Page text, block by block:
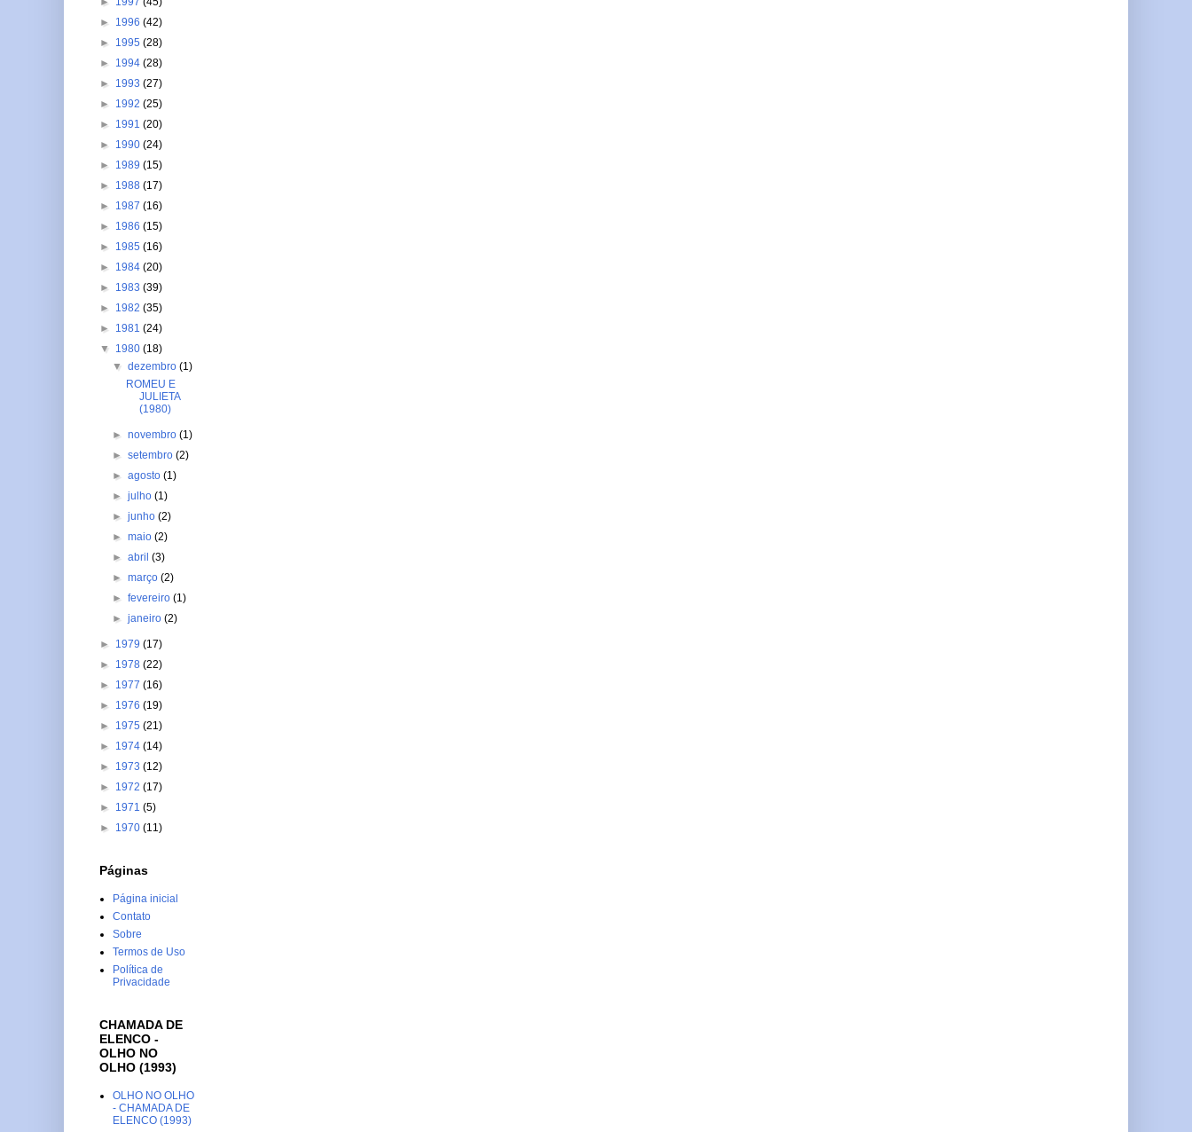
► 1996 (42)
► 1995 (28)
► 1994 (28)
► 1993 (27)
► 1992 (25)
► 1991 (20)
► 1990 (24)
► 1989 (15)
► 1988 (17)
► 1987 (16)
► 1986 (15)
► 1985 (16)
► 1984 (20)
► 1983 (39)
► 1982 (35)
► 1981 (24)
▼ 1980 (18)
▼dezembro(1)
ROMEU E
JULIETA
(1980)
►novembro(1)
►setembro(2)
►agosto(1)
►julho(1)
►junho(2)
►maio(2)
►abril(3)
►março(2)
►fevereiro(1)
►janeiro(2)
► 1979 (17)
► 1978 (22)
► 1977 (16)
► 1976 (19)
► 1975 (21)
► 1974 (14)
► 1973 (12)
► 1972 (17)
► 1971 (5)
► 1970 (11)
Páginas
Página inicial
Contato
Sobre
Termos de Uso
Política de
Privacidade
CHAMADA DE
ELENCO -
OLHO NO
OLHO (1993)
OLHO NO OLHO
- CHAMADA DE
ELENCO (1993)